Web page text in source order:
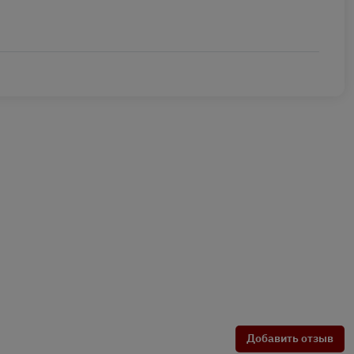
Добавить отзыв